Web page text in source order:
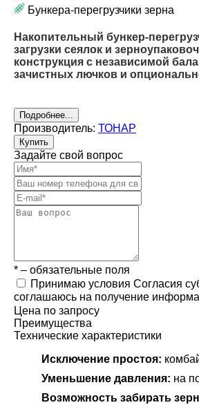
Бункера-перегрузчики зерна
Накопительный бункер-
загрузки сеялок и
конструкция с независимой
зачистных лючков и
Подробнее...
Производитель: ТОНАР
Купить
Задайте свой вопрос
* – обязательные поля
Принимаю условия Согласия
соглашаюсь на получение
Цена по запросу
Преимущества
Технические характеристики
Исключение простоя:
Уменьшение давления: на
Возможность забирать